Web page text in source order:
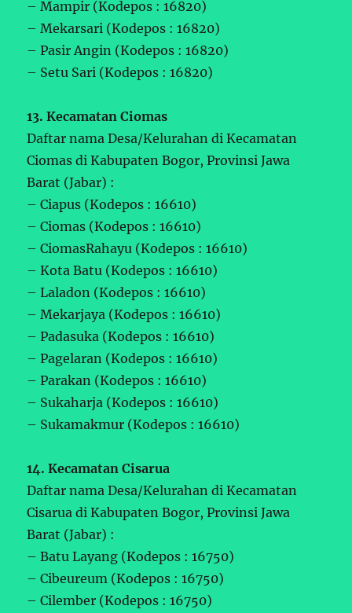
– Mampir (Kodepos : 16820)
– Mekarsari (Kodepos : 16820)
– Pasir Angin (Kodepos : 16820)
– Setu Sari (Kodepos : 16820)
13. Kecamatan Ciomas
Daftar nama Desa/Kelurahan di Kecamatan
Ciomas di Kabupaten Bogor, Provinsi Jawa
Barat (Jabar) :
– Ciapus (Kodepos : 16610)
– Ciomas (Kodepos : 16610)
– CiomasRahayu (Kodepos : 16610)
– Kota Batu (Kodepos : 16610)
– Laladon (Kodepos : 16610)
– Mekarjaya (Kodepos : 16610)
– Padasuka (Kodepos : 16610)
– Pagelaran (Kodepos : 16610)
– Parakan (Kodepos : 16610)
– Sukaharja (Kodepos : 16610)
– Sukamakmur (Kodepos : 16610)
14. Kecamatan Cisarua
Daftar nama Desa/Kelurahan di Kecamatan
Cisarua di Kabupaten Bogor, Provinsi Jawa
Barat (Jabar) :
– Batu Layang (Kodepos : 16750)
– Cibeureum (Kodepos : 16750)
– Cilember (Kodepos : 16750)